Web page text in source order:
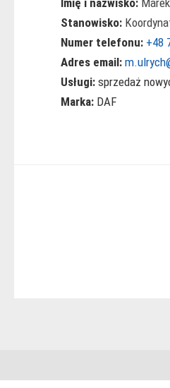
Imię i nazwisko:
Stanowisko:
Numer telefonu: +48
Adres email:
Usługi: sprzedaż
Marka: DAF